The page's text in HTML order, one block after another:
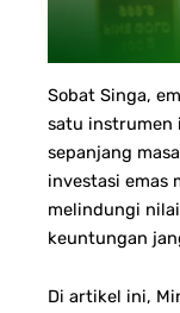
Sobat Singa,
satu instrumen
sepanjang
investasi emas
melindungi
keuntungan
Di artikel ini,